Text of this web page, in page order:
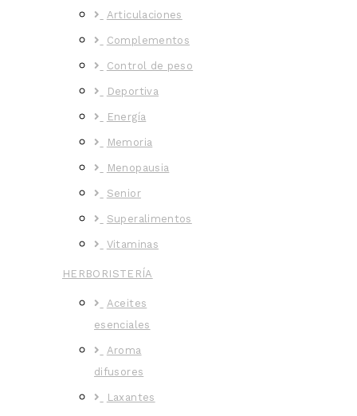
Articulaciones
Complementos
Control de peso
Deportiva
Energía
Memoria
Menopausia
Senior
Superalimentos
Vitaminas
HERBORISTERÍA
Aceites
esenciales
Aroma
difusores
Laxantes